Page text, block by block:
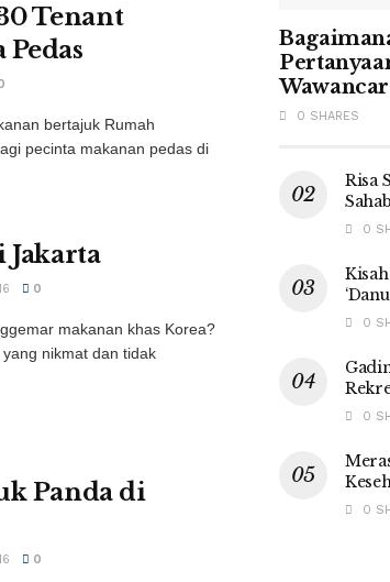
Tenant
bertajuk Rumah
pecinta makanan pedas di
Jakarta
0
makanan khas Korea?
nikmat dan tidak
Panda di
0
0 SHARES
Risa
0
0
0
0